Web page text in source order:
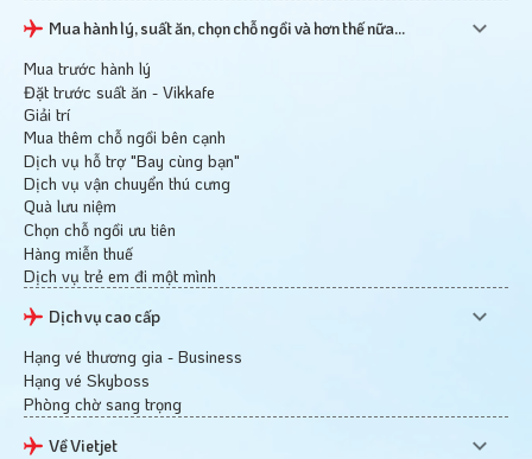
Mua hành lý, suất ăn, chọn chỗ ngồi và hơn thế nữa...
Mua trước hành lý
Đặt trước suất ăn - Vikkafe
Giải trí
Mua thêm chỗ ngồi bên cạnh
Dịch vụ hỗ trợ "Bay cùng bạn"
Dịch vụ vận chuyển thú cưng
Quà lưu niệm
Chọn chỗ ngồi ưu tiên
Hàng miễn thuế
Dịch vụ trẻ em đi một mình
Dịch vụ cao cấp
Hạng vé thương gia - Business
Hạng vé Skyboss
Phòng chờ sang trọng
Về Vietjet